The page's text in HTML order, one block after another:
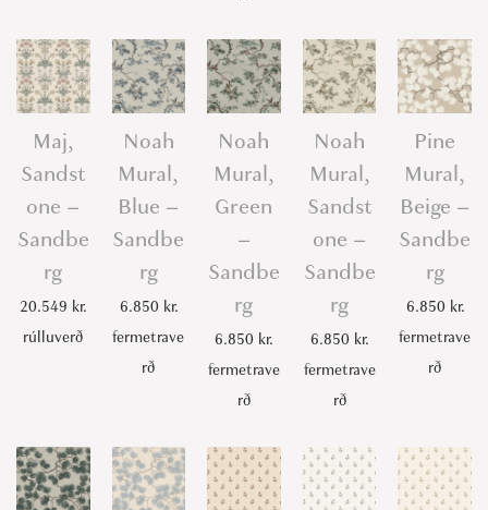
Maj,
Sandst
one –
Sandbe
rg
20.549 kr.
rúlluverð
Noah
Mural,
Blue –
Sandbe
rg
6.850 kr.
fermetrave
rð
Noah
Mural,
Green
–
Sandbe
rg
6.850 kr.
fermetrave
rð
Noah
Mural,
Sandst
one –
Sandbe
rg
6.850 kr.
fermetrave
rð
Pine
Mural,
Beige –
Sandbe
rg
6.850 kr.
fermetrave
rð